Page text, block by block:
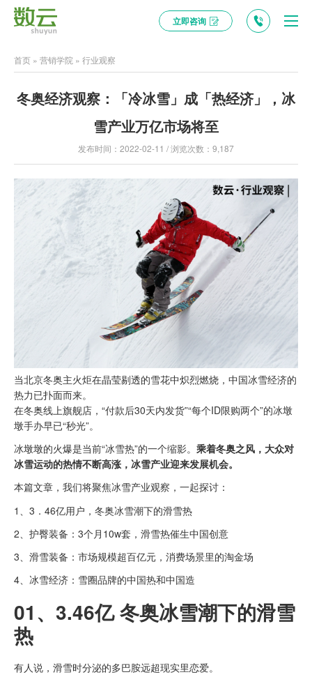
立即咨询
首页 » 营销学院 » 行业观察
冬奥经济观察：「冷冰雪」成「热经济」，冰
雪产业万亿市场将至
发布时间：2022-02-11 / 浏览次数：9,187
当北京冬奥主火炬在晶莹剔透的雪花中炽烈燃烧，中国冰雪经济的
热力已扑面而来。
在冬奥线上旗舰店，“付款后30天内发货”“每个ID限购两个”的冰墩
墩手办早已“秒光”。
冰墩墩的火爆是当前“冰雪热”的一个缩影。 乘着冬奥之风，大众对
冰雪运动的热情不断高涨，冰雪产业迎来发展机会。
本篇文章，我们将聚焦冰雪产业观察，一起探讨：
1、3．46亿用户，冬奥冰雪潮下的滑雪热
2、护臀装备：3个月10w套，滑雪热催生中国创意
3、滑雪装备：市场规模超百亿元，消费场景里的淘金场
4、冰雪经济：雪圈品牌的中国热和中国造
01、 3.46亿 冬奥冰雪潮下的滑雪
热
有人说，滑雪时分泌的多巴胺远超现实里恋爱。